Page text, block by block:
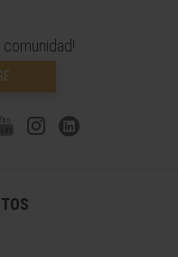
comunidad!